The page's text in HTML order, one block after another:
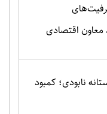
معاون اقتصادی
نابودی؛ کمبود